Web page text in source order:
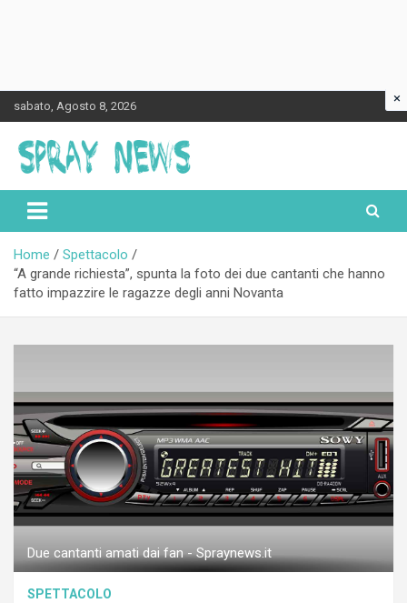
to
content
sabato, Agosto 8, 2026
Spraynews.it
Home
Spettacolo
“A grande richiesta”, spunta la foto dei due cantanti che hanno
fatto impazzire le ragazze degli anni Novanta
Due cantanti amati dai fan - Spraynews.it
SPETTACOLO
×